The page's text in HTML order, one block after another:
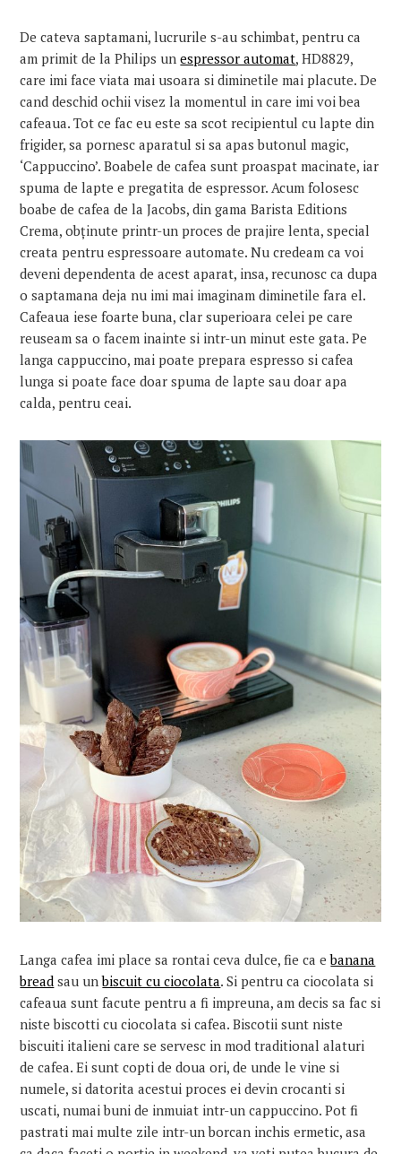
De cateva saptamani, lucrurile s-au schimbat, pentru ca
am primit de la Philips unespressor automat, HD8829,
care imi face viata mai usoara si diminetile mai placute. De
cand deschid ochii visez la momentul in care imi voi bea
cafeaua. Tot ce fac eu este sa scot recipientul cu lapte din
frigider, sa pornesc aparatul si sa apas butonul magic,
‘Cappuccino’. Boabele de cafea sunt proaspat macinate, iar
spuma de lapte e pregatita de espressor. Acum folosesc
boabe de cafea de la Jacobs, din gama Barista Editions
Crema, obținute printr-un proces de prajire lenta, special
creata pentru espressoare automate. Nu credeam ca voi
deveni dependenta de acest aparat, insa, recunosc ca dupa
o saptamana deja nu imi mai imaginam diminetile fara el.
Cafeaua iese foarte buna, clar superioara celei pe care
reuseam sa o facem inainte si intr-un minut este gata. Pe
langa cappuccino, mai poate prepara espresso si cafea
lunga si poate face doar spuma de lapte sau doar apa
calda, pentru ceai.
Langa cafea imi place sa rontai ceva dulce, fie ca ebanana
bread sau unbiscuit cu ciocolata. Si pentru ca ciocolata si
cafeaua sunt facute pentru a fi impreuna, am decis sa fac si
niste biscotti cu ciocolata si cafea. Biscotii sunt niste
biscuiti italieni care se servesc in mod traditional alaturi
de cafea. Ei sunt copti de doua ori, de unde le vine si
numele, si datorita acestui proces ei devin crocanti si
uscati, numai buni de inmuiat intr-un cappuccino. Pot fi
pastrati mai multe zile intr-un borcan inchis ermetic, asa